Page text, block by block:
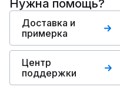
Нужна помощь?
Доставка и
примерка
Центр
поддержки